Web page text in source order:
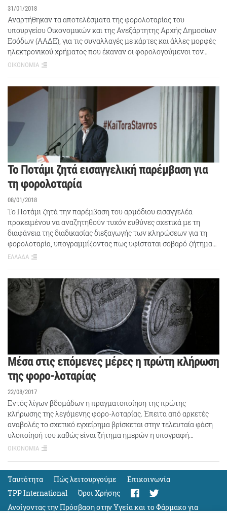
31/01/2018
Αναρτήθηκαν τα αποτελέσματα της φορολοταρίας του
υπουργείου Οικονομικών και της Ανεξάρτητης Αρχής Δημοσίων
Εσόδων (ΑΑΔΕ), για τις συναλλαγές με κάρτες και άλλες μορφές
ηλεκτρονικού χρήματος που έκαναν οι φορολογούμενοι τον…
ΟΙΚΟΝΟΜΙΑ
Το Ποτάμι ζητά εισαγγελική παρέμβαση για
τη φορολοταρία
08/01/2018
Το Ποτάμι ζητά την παρέμβαση του αρμόδιου εισαγγελέα
προκειμένου να αναζητηθούν τυχόν ευθύνες σχετικά με τη
διαφάνεια της διαδικασίας διεξαγωγής των κληρώσεων για τη
φορολοταρία, υπογραμμίζοντας πως υφίσταται σοβαρό ζήτημα…
ΕΛΛΑΔΑ
Μέσα στις επόμενες μέρες η πρώτη κλήρωση
της φορο-λοταρίας
22/08/2017
Εντός λίγων βδομάδων η πραγματοποίηση της πρώτης
κλήρωσης της λεγόμενης φορο-λοταρίας. Έπειτα από αρκετές
αναβολές το σχετικό εγχείρημα βρίσκεται στην τελευταία φάση
υλοποίησή του καθώς είναι ζήτημα ημερών η υπογραφή…
ΟΙΚΟΝΟΜΙΑ
Ταυτότητα Πώς λειτουργούμε
Eπικοινωνία
TPP International
Όροι Χρήσης
Ανοίγοντας την Πρόσβαση στην Υγεία και το Φάρμακο για